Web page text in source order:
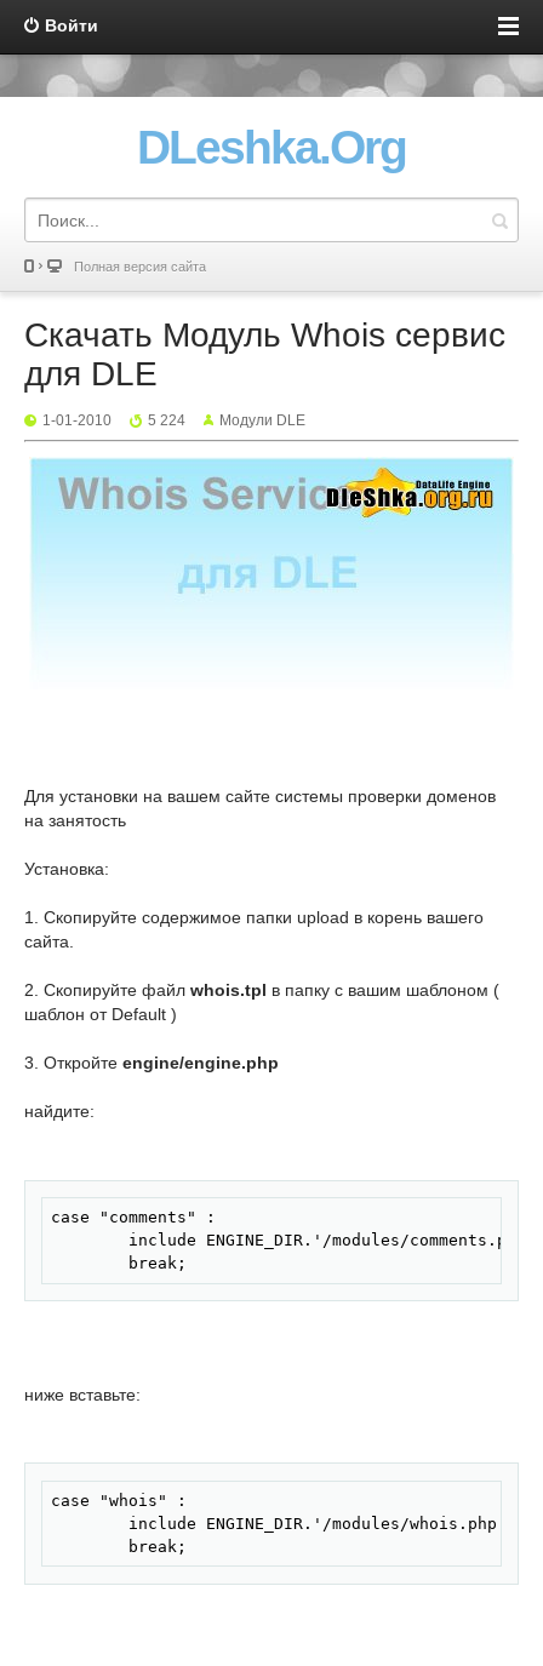
Войти
DLeshka.Org
Полная версия сайта
Скачать Модуль Whois сервис
для DLE
1-01-2010 5 224 Mодули DLE
Для установки на вашем сайте системы проверки доменов
на занятость
Установка:
1. Скопируйте содержимое папки upload в корень вашего
сайта.
2. Скопируйте файл whois.tpl в папку с вашим шаблоном (
шаблон от Default )
3. Откройте engine/engine.php
найдите:
case "comments" :
include ENGINE_DIR.'/modules/
        break;
ниже вставьте:
case "whois" :
        include ENGINE_DIR.'/modules/whois.php';
        break;